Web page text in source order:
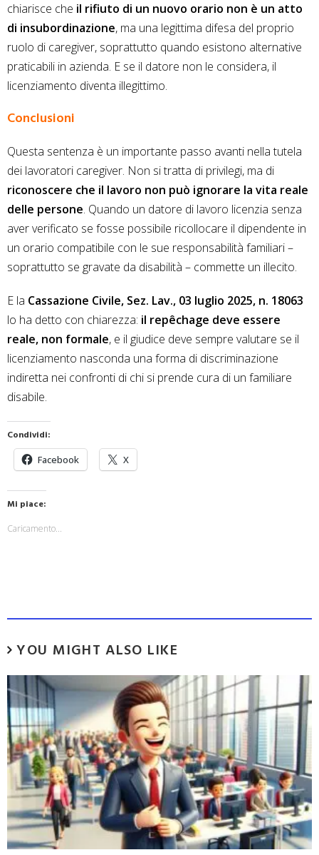
chiarisce che il rifiuto di un nuovo orario non è un atto
di insubordinazione, ma una legittima difesa del proprio
ruolo di caregiver, soprattutto quando esistono alternative
praticabili in azienda. E se il datore non le considera, il
licenziamento diventa illegittimo.
Conclusioni
Questa sentenza è un importante passo avanti nella tutela
dei lavoratori caregiver. Non si tratta di privilegi, ma di
riconoscere che il lavoro non può ignorare la vita reale
delle persone. Quando un datore di lavoro licenzia senza
aver verificato se fosse possibile ricollocare il dipendente in
un orario compatibile con le sue responsabilità familiari –
soprattutto se gravate da disabilità – commette un illecito.
E la Cassazione Civile, Sez. Lav., 03 luglio 2025, n. 18063
lo ha detto con chiarezza: il repêchage deve essere
reale, non formale, e il giudice deve sempre valutare se il
licenziamento nasconda una forma di discriminazione
indiretta nei confronti di chi si prende cura di un familiare
disabile.
Condividi:
Facebook X
Mi piace:
Caricamento...
YOU MIGHT ALSO LIKE